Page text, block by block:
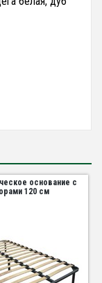
основание с
120 см